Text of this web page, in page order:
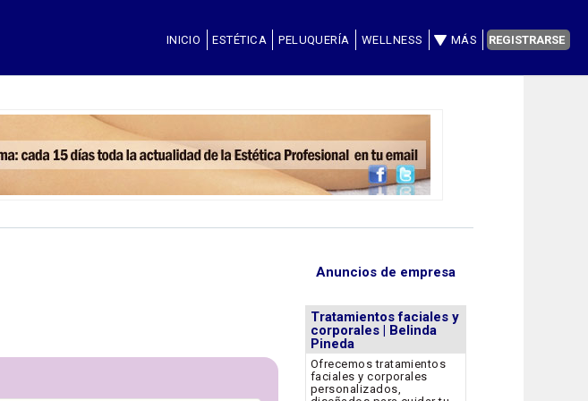
INICIO ESTÉTICA PELUQUERÍA WELLNESS MÁS REGISTRARSE
Anuncios de empresa
Tratamientos faciales y
corporales | Belinda
Pineda
Ofrecemos tratamientos
faciales y corporales
personalizados,